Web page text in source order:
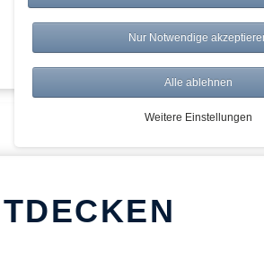
Risikolos: 14 Tage
Über 20.000 Artikel
Nur Notwendige
Alle ablehnen
Weitere Einstellungen